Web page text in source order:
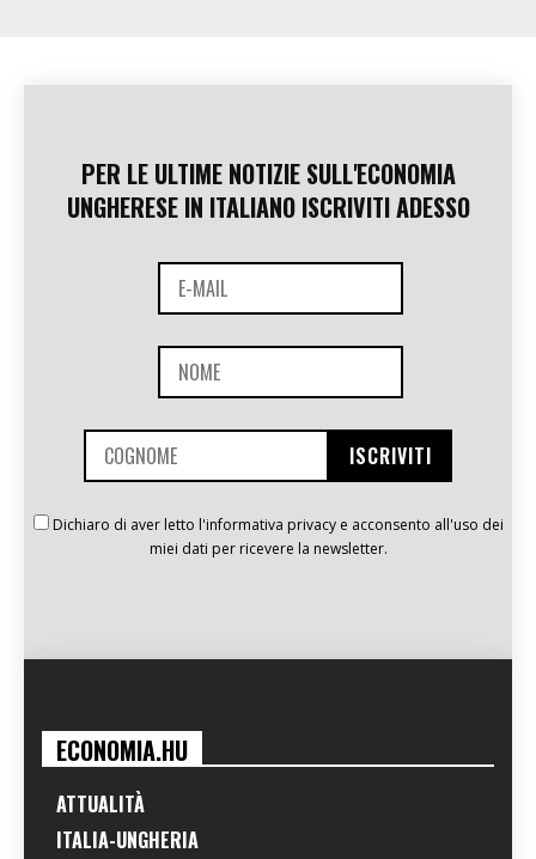
PER LE ULTIME NOTIZIE SULL'ECONOMIA
UNGHERESE IN ITALIANO ISCRIVITI ADESSO
Dichiaro di aver letto l'informativa privacy e acconsento all'uso dei
miei dati per ricevere la newsletter.
ECONOMIA.HU
ATTUALITÀ
ITALIA-UNGHERIA